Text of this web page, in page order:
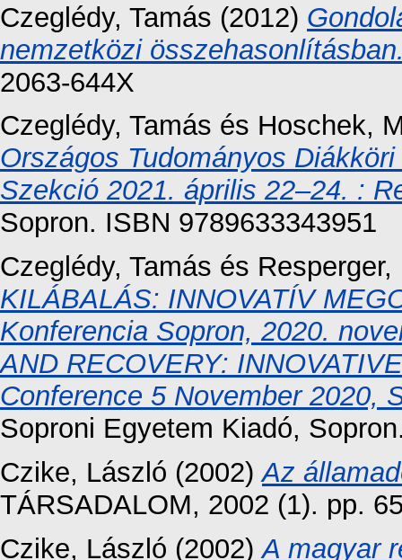
Czeglédy, Tamás (2012)
nemzetközi
2063-644X
Czeglédy, Tamás és Hoschek,
Országos Tudományos
Szekció 2021. április 22–24. :
Sopron. ISBN 9789633343951
Czeglédy, Tamás és Resperger,
KILÁBALÁS: INNOVATÍV
Konferencia Sopron, 2020.
AND RECOVERY:
Conference 5 November 2020,
Soproni Egyetem Kiadó,
Czike, László (2002)Az
TÁRSADALOM, 2002 (1). pp.
Czike, László (2002)A magyar